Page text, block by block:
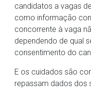
candidatos a vagas
como informação
concorrente à vaga
dependendo de qual
consentimento do
E os cuidados são
repassam dados dos